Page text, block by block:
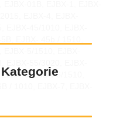
6, EJBX-6/1510,